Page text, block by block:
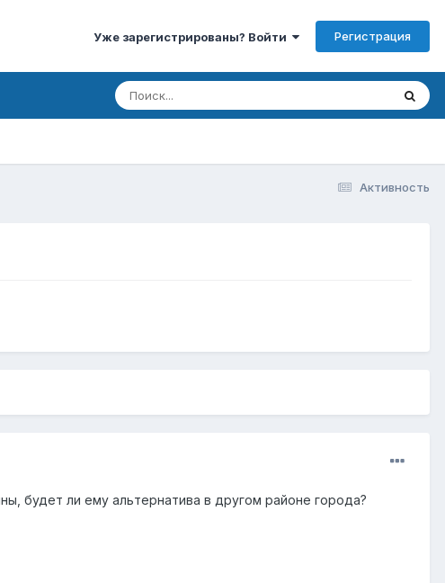
Уже зарегистрированы? Войти Регистрация
Активность
будет ли ему альтернатива в другом районе города?